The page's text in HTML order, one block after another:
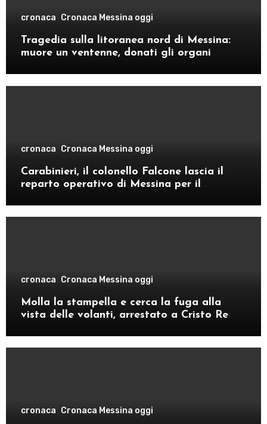
cronaca Cronaca Messina oggi
Tragedia sulla litoranea nord di Messina:
muore un ventenne, donati gli organi
cronaca Cronaca Messina oggi
Carabinieri, il colonello Falcone lascia il
reparto operativo di Messina per il
cronaca Cronaca Messina oggi
Molla la stampella e cerca la fuga alla
vista delle volanti, arrestato a Cristo Re
cronaca Cronaca Messina oggi